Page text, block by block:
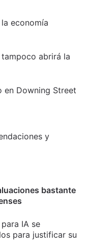
economía
abrirá la
en Downing Street
y
bastante
IA se
para justificar su